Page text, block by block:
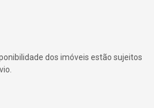
dos imóveis estão sujeitos